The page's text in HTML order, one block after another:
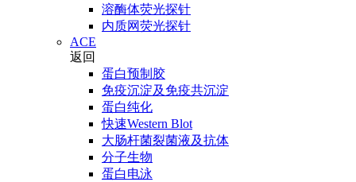
溶酶体荧光探针
内质网荧光探针
ACE
返回
蛋白预制胶
免疫沉淀及免疫共沉淀
蛋白纯化
快速Western Blot
大肠杆菌裂菌液及抗体
分子生物
蛋白电泳